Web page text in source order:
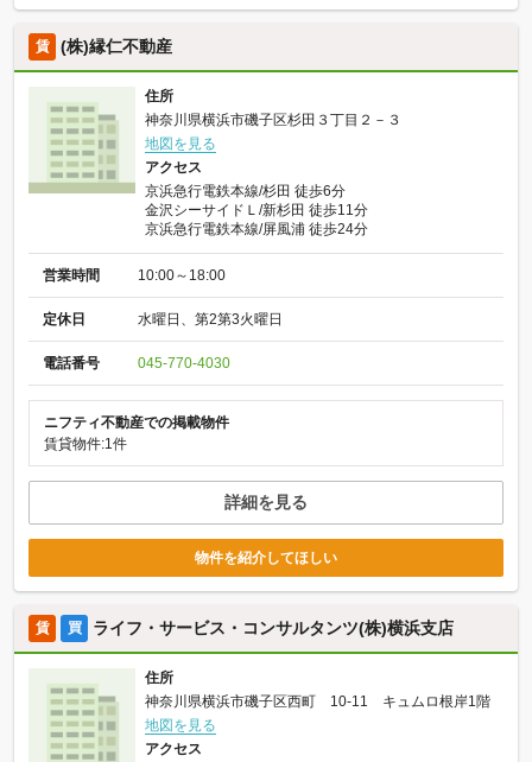
賃 (株)縁仁不動産
住所
神奈川県横浜市磯子区杉田３丁目２－３
地図を見る
アクセス
京浜急行電鉄本線/杉田 徒歩6分
金沢シーサイドＬ/新杉田 徒歩11分
京浜急行電鉄本線/屏風浦 徒歩24分
営業時間 10:00～18:00
定休日 水曜日、第2第3火曜日
電話番号 045-770-4030
ニフティ不動産での掲載物件
賃貸物件:1件
詳細を見る
物件を紹介してほしい
賃 買 ライフ・サービス・コンサルタンツ(株)横浜支店
住所
神奈川県横浜市磯子区西町 10-11 キュムロ根岸1階
地図を見る
アクセス